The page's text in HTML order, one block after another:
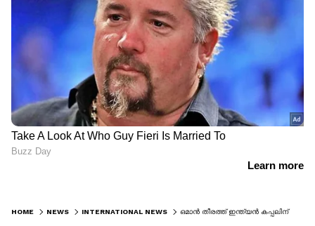
HOME NEWS INTERNATIONAL NEWS ഒമാൻ തീരത്ത് ഇന്ത്യൻ കപ്പലിന് നേരെ ആക്രമണം; തീ പിടിച്ച ഇന്ധന ടാങ്കറിലെ 24 ജീവനക്കാരും ഇന്ത്യക്കാര്‍